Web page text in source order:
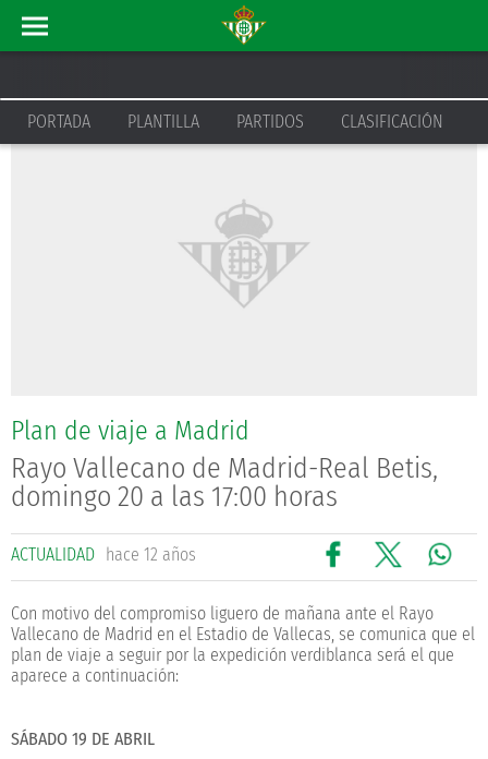
PORTADA PLANTILLA PARTIDOS CLASIFICACIÓN
Plan de viaje a Madrid
Rayo Vallecano de Madrid-Real Betis,
domingo 20 a las 17:00 horas
ACTUALIDAD hace 12 años
Con motivo del compromiso liguero de mañana ante el Rayo
Vallecano de Madrid en el Estadio de Vallecas, se comunica que el
plan de viaje a seguir por la expedición verdiblanca será el que
aparece a continuación:
SÁBADO 19 DE ABRIL